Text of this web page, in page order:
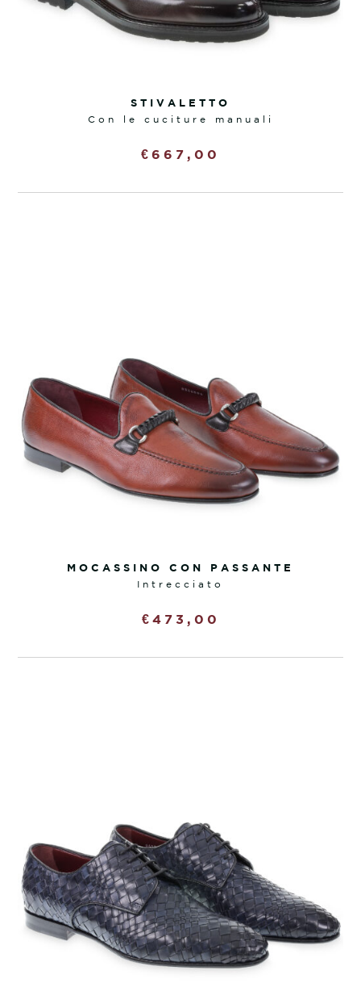
STIVALETTO
con le cuciture manuali
€ 667,00
MOCASSINO CON PASSANTE
intrecciato
€ 473,00